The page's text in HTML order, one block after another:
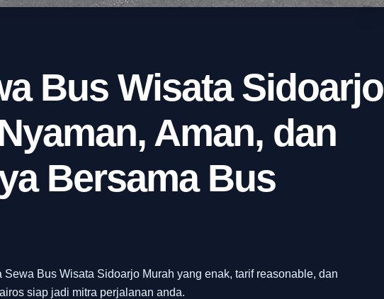
Bus Wisata Sidoarjo
Aman, dan
Bersama Bus
Bus Wisata Sidoarjo Murah yang enak, tarif reasonable, dan
siap jadi mitra perjalanan anda.